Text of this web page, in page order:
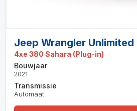
Jeep Wrangler Unlimited
4xe 380 Sahara (Plug-in)
Bouwjaar
2021
Transmissie
Automaat